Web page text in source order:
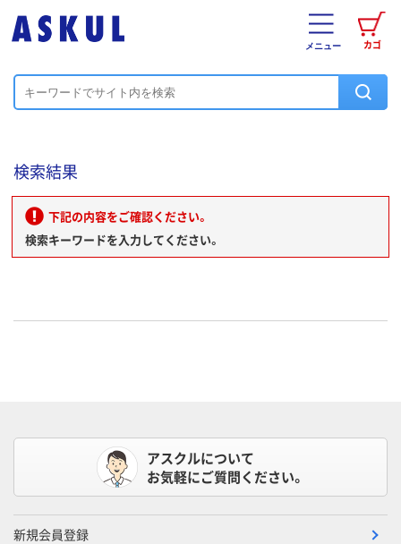
カゴ
メニュー
検索結果
下記の内容をご確認ください。
検索キーワードを入力してください。
アスクルについて
お気軽にご質問ください。
新規会員登録